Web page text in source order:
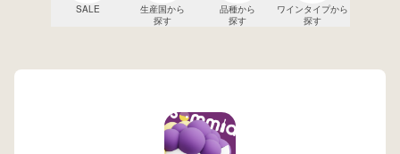
お問い合わせ
SALE
生産国から
探す
品種から
探す
ワインタイプから
探す